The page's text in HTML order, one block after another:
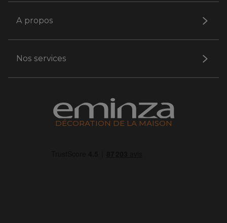
A propos
Nos services
DÉCORATION DE LA MAISON